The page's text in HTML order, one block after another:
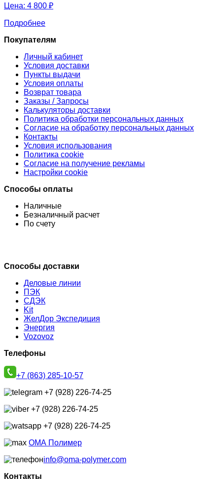
Цена: 4 800 ₽
Подробнее
Покупателям
Личный кабинет
Условия доставки
Пункты выдачи
Условия оплаты
Возврат товара
Заказы / Запросы
Калькуляторы доставки
Политика обработки персональных данных
Согласие на обработку персональных данных
Контакты
Условия использования
Политика cookie
Согласие на получение рекламы
Настройки cookie
Способы оплаты
Наличные
Безналичный расчет
По счету
Способы доставки
Деловые линии
ПЭК
СДЭК
Kit
ЖелДор Экспедиция
Энергия
Vozovoz
Телефоны
+7 (863) 285-10-57
+7 (928) 226-74-25
+7 (928) 226-74-25
+7 (928) 226-74-25
ОМА Полимер
info@oma-polymer.com
Контакты